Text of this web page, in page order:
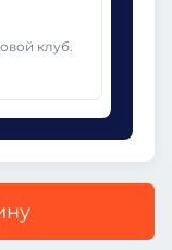
клуб.